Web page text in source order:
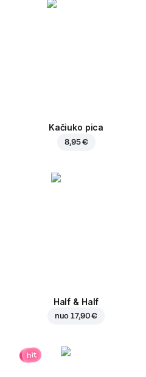
Kačiuko pica
8,95 €
Half & Half
nuo17,90 €
hit